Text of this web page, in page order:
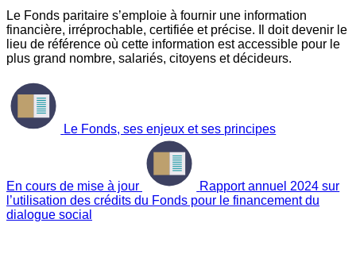
Le Fonds paritaire s’emploie à fournir une information
financière, irréprochable, certifiée et précise. Il doit devenir le
lieu de référence où cette information est accessible pour le
plus grand nombre, salariés, citoyens et décideurs.
Le Fonds, ses enjeux et ses principes
En cours de mise à jour
Rapport annuel 2024 sur
l’utilisation des crédits du Fonds pour le financement du
dialogue social